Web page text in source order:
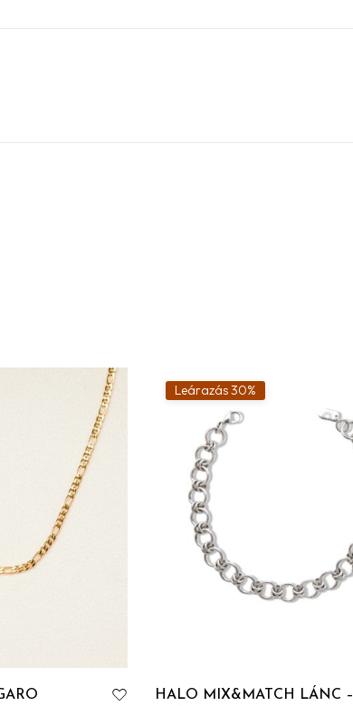
Leárazás 30%
HALO MIX&MATCH LÁNC –